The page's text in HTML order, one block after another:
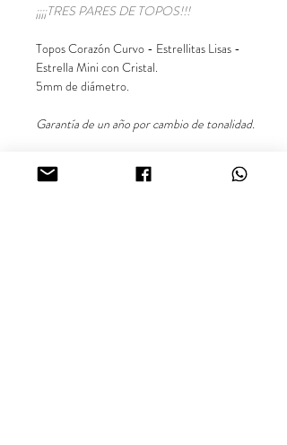
¡¡¡¡TRES PARES DE TOPOS!!!
Topos Corazón Curvo - Estrellitas Lisas -
Estrella Mini con Cristal.
5mm de diámetro.
Garantía de un año por cambio de tonalidad.